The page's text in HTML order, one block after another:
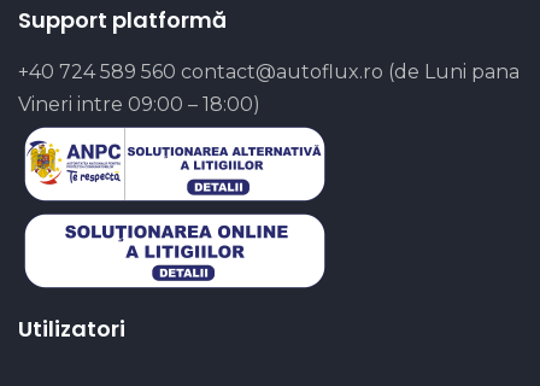
Support platformă
+40 724 589 560 contact@autoflux.ro (de Luni pana
Vineri intre 09:00 – 18:00)
Utilizatori